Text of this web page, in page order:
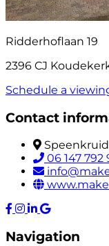
Ridderhoflaan 19
2396 CJ
Schedule a
Contact
06 147 792
Navigation